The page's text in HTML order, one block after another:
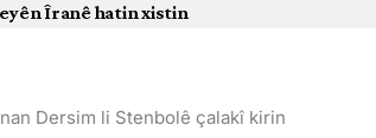
Îranê hatin xistin
Dersim li Stenbolê çalakî kirin